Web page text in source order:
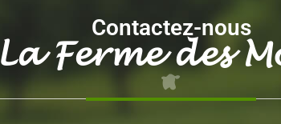
Contactez-nous
La Ferme des